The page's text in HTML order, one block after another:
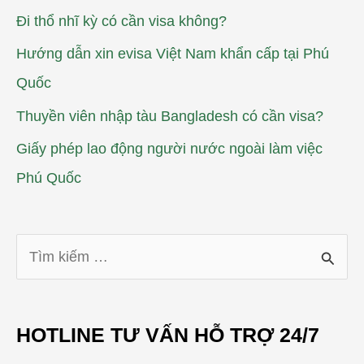
Đi thổ nhĩ kỳ có cần visa không?
Hướng dẫn xin evisa Việt Nam khẩn cấp tại Phú
Quốc
Thuyền viên nhập tàu Bangladesh có cần visa?
Giấy phép lao động người nước ngoài làm việc
Phú Quốc
HOTLINE TƯ VẤN HỖ TRỢ 24/7